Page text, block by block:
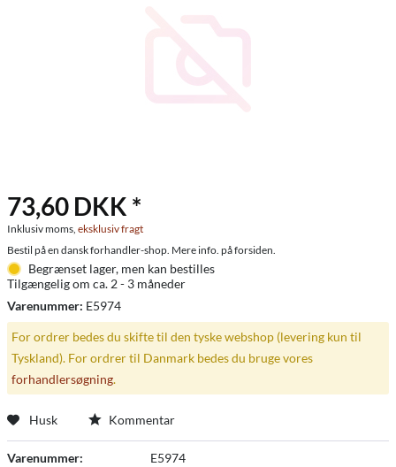
73,60 DKK *
Inklusiv moms, eksklusiv fragt
Bestil på en dansk forhandler-shop. Mere info. på forsiden.
Begrænset lager, men kan bestilles
Tilgængelig om ca. 2 - 3 måneder
Varenummer: E5974
For ordrer bedes du skifte til den tyske webshop (levering kun til
Tyskland). For ordrer til Danmark bedes du bruge vores
forhandlersøgning.
Husk Kommentar
Varenummer: E5974